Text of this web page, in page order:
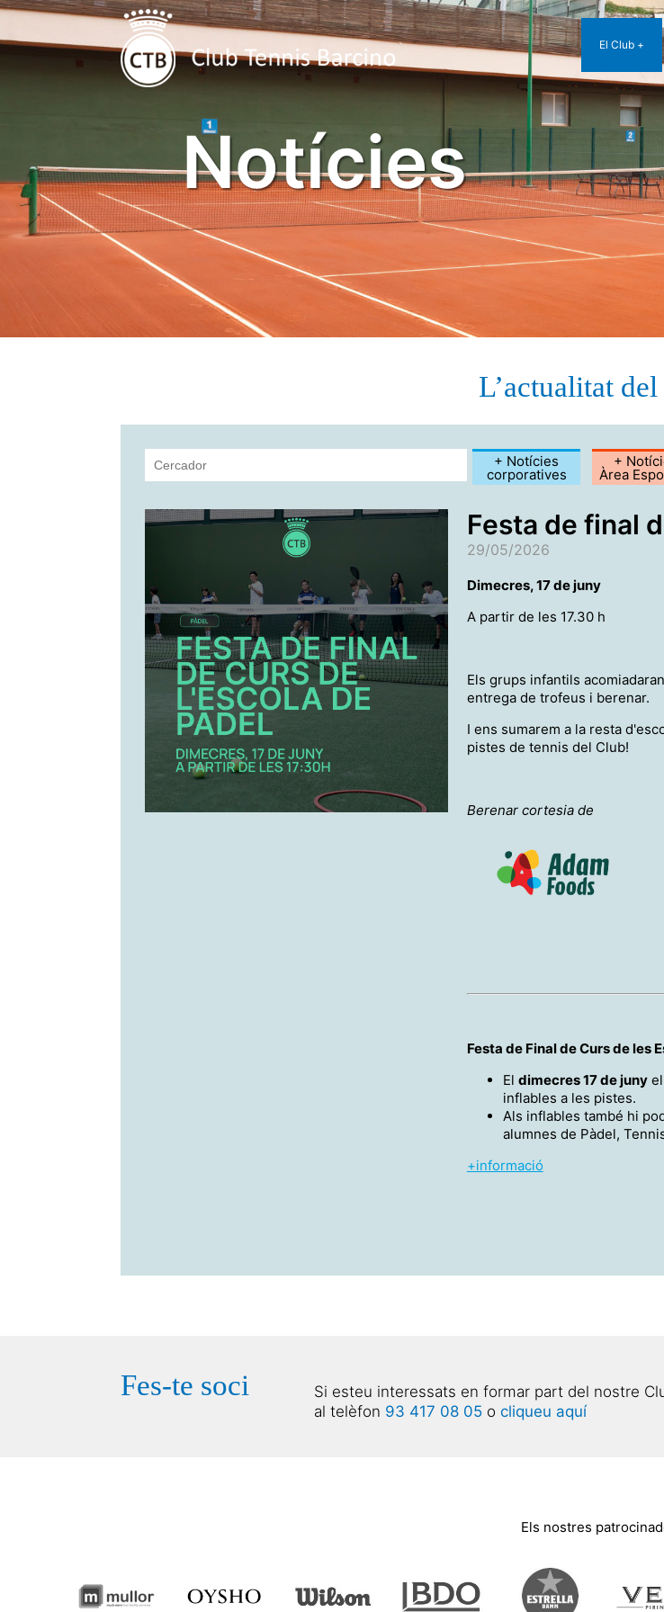
El Club
Notícies
L’actualitat
+ Notícies
corporatives
+
Àrea
Festa de final
29/05/2026
Dimecres, 17 de juny
A partir de les 17.30 h
Els grups infantils
entrega de trofeus i berenar.
I ens sumarem a la resta
pistes de tennis del Club!
Berenar cortesia de
Festa de Final de Curs de les
El dimecres 17 de junyel
inflables a les pistes.
Als inflables també hi
alumnes de Pàdel,
+informació
Fes-te soci
Si esteu interessats en formar part del nostre
al telèfon 93 417 08 05 ocliqueu aquí
Els nostres